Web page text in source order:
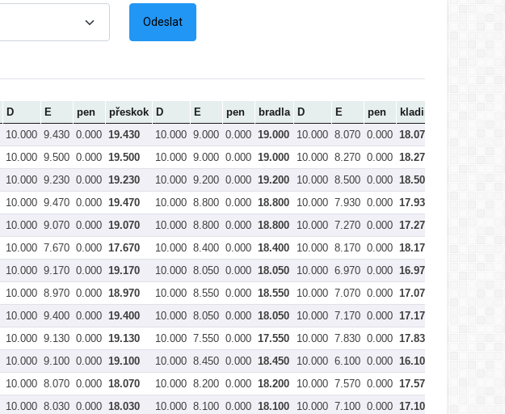
D E pen přeskok D E pen bradla D E pen kladina
10.000 9.430 0.000 19.430 10.000 9.000 0.000 19.000 10.000 8.070 0.000 18.070
10.000 9.500 0.000 19.500 10.000 9.000 0.000 19.000 10.000 8.270 0.000 18.270
10.000 9.230 0.000 19.230 10.000 9.200 0.000 19.200 10.000 8.500 0.000 18.500
10.000 9.470 0.000 19.470 10.000 8.800 0.000 18.800 10.000 7.930 0.000 17.930
10.000 9.070 0.000 19.070 10.000 8.800 0.000 18.800 10.000 7.270 0.000 17.270
10.000 7.670 0.000 17.670 10.000 8.400 0.000 18.400 10.000 8.170 0.000 18.170
10.000 9.170 0.000 19.170 10.000 8.050 0.000 18.050 10.000 6.970 0.000 16.970
10.000 8.970 0.000 18.970 10.000 8.550 0.000 18.550 10.000 7.070 0.000 17.070
10.000 9.400 0.000 19.400 10.000 8.050 0.000 18.050 10.000 7.170 0.000 17.170
10.000 9.130 0.000 19.130 10.000 7.550 0.000 17.550 10.000 7.830 0.000 17.830
10.000 9.100 0.000 19.100 10.000 8.450 0.000 18.450 10.000 6.100 0.000 16.100
10.000 8.070 0.000 18.070 10.000 8.200 0.000 18.200 10.000 7.570 0.000 17.570
10.000 8.030 0.000 18.030 10.000 8.100 0.000 18.100 10.000 7.100 0.000 17.100